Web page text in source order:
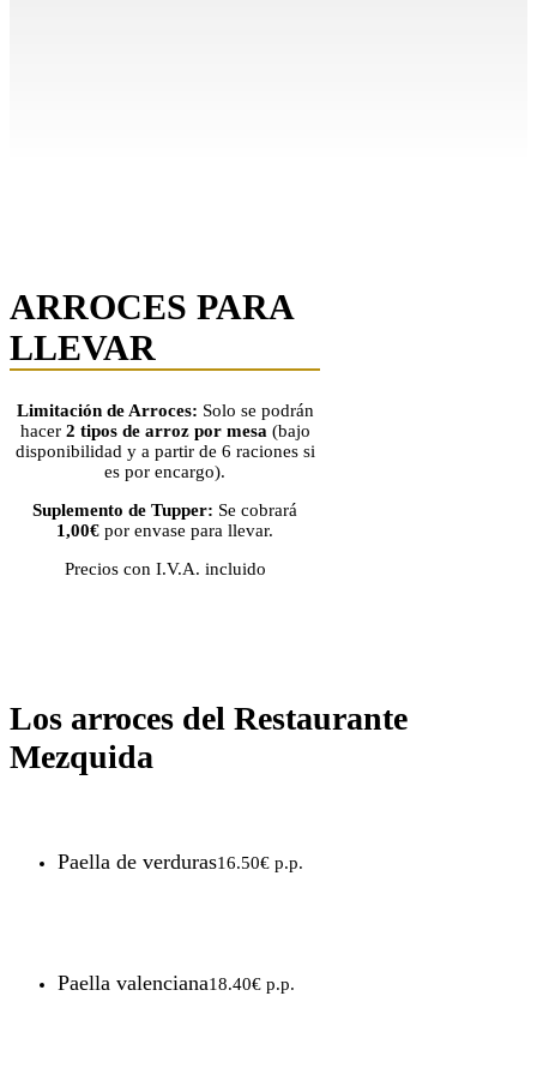
ARROCES PARA
LLEVAR
Limitación de Arroces: Solo se podrán
hacer 2 tipos de arroz por mesa (bajo
disponibilidad y a partir de 6 raciones si
es por encargo).
Suplemento de Tupper: Se cobrará
1,00€ por envase para llevar.
Precios con I.V.A. incluido
Los arroces del Restaurante
Mezquida
Paella de verduras16.50€ p.p.
Paella valenciana18.40€ p.p.